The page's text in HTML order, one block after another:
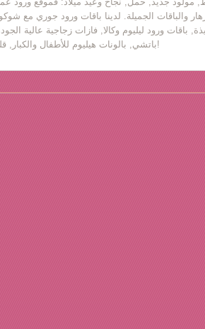
مولود جديد, حمل, نجاح وعيد ميلاد: فموقع ورود
والباقات الجميلة. لدينا باقات ورود جوري مع
باقات ورود ليليوم وكالا, فازات زجاجية عالية
باتشي, بالونات هيليوم للأطفال والكبار, قلب حب, دباديب مع ورود!